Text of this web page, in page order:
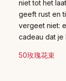
niet tot het
geeft rust en
vergeet niet:
cadeau dat je
50玫瑰花束